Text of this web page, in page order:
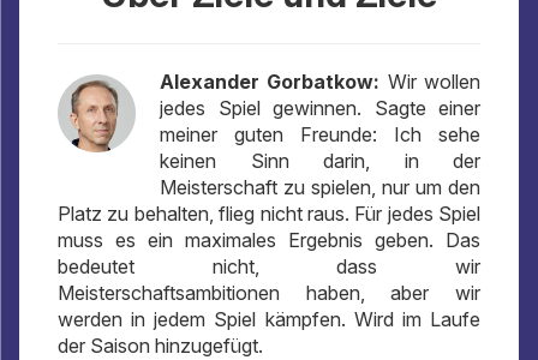
Alexander Gorbatkow: Wir wollen
jedes Spiel gewinnen. Sagte einer
meiner guten Freunde: Ich sehe
keinen Sinn darin, in der
Meisterschaft zu spielen, nur um den
Platz zu behalten, flieg nicht raus. Für jedes Spiel
muss es ein maximales Ergebnis geben. Das
bedeutet nicht, dass wir
Meisterschaftsambitionen haben, aber wir
werden in jedem Spiel kämpfen. Wird im Laufe
der Saison hinzugefügt.